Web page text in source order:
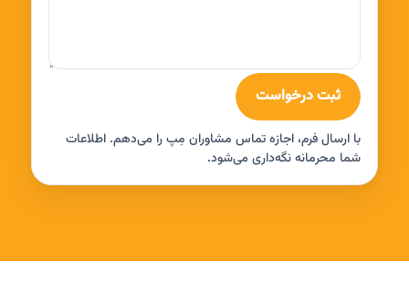
ثبت درخواست
با ارسال فرم، اجازه تماس مشاوران مِپ را می‌دهم. اطلاعات
شما محرمانه نگه‌داری می‌شود.